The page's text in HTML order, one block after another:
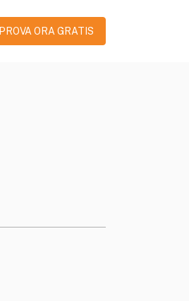
PROVA ORA GRATIS